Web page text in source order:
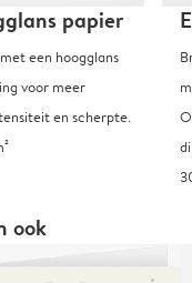
papier
een hoogglans
voor meer
en scherpte.
ook